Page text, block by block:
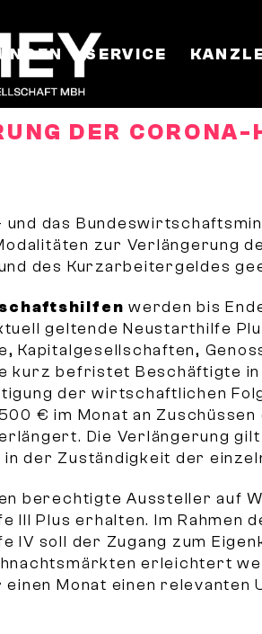
SERVICE
DER CORONA-
und das
zur Verlängerung
des Kurzarbeitergeldes
werden bis
geltende Neustarthilfe
Kapitalgesellschaften,
kurz befristet Beschäftigte in
der wirtschaftlichen
€ im Monat an
Die Verlängerung
der Zuständigkeit der
berechtigte Aussteller auf
III Plus erhalten. Im Rahmen
IV soll der Zugang zum
erleichtert
Monat einen relevanten